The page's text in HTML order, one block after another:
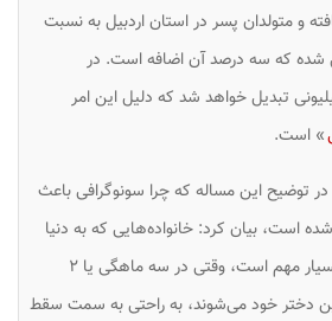
و متولدان پسر در استان اردبیل به نسبت
پسر تبدیل شده که سه درصد آن اضافه است. در
تبدیل خواهد شد که دلیل این امر
» است.
توضیح این مساله که چرا سونوگرافی باعث
است، بیان کرد: خانواده‌هایی که به دنیا
آمدن فرزند پسر برای‌شان بسیار مهم است، وقتی در سه ماهگی یا ۲
دختر خود می‌شوند، به راحتی به سمت سقط